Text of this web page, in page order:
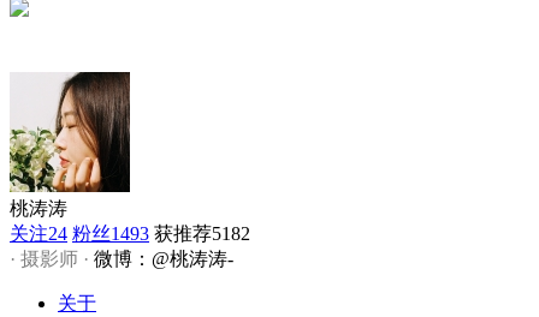
桃涛涛
关注24 粉丝1493 获推荐5182
· 摄影师 · 微博：@桃涛涛-
关于